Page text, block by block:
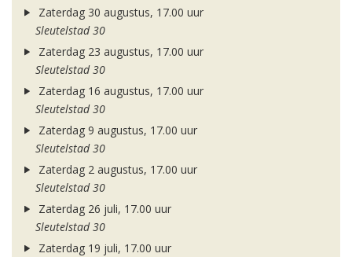
Zaterdag 30 augustus, 17.00 uur
Sleutelstad 30
Zaterdag 23 augustus, 17.00 uur
Sleutelstad 30
Zaterdag 16 augustus, 17.00 uur
Sleutelstad 30
Zaterdag 9 augustus, 17.00 uur
Sleutelstad 30
Zaterdag 2 augustus, 17.00 uur
Sleutelstad 30
Zaterdag 26 juli, 17.00 uur
Sleutelstad 30
Zaterdag 19 juli, 17.00 uur